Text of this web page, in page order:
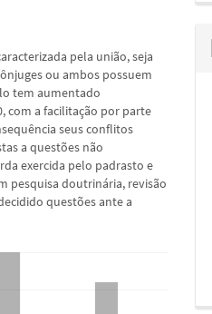
pela união, seja
ou ambos possuem
tem aumentado
com a facilitação por parte
seus conflitos
a questões não
exercida pelo padrasto e
pesquisa doutrinária, revisão
questões ante a